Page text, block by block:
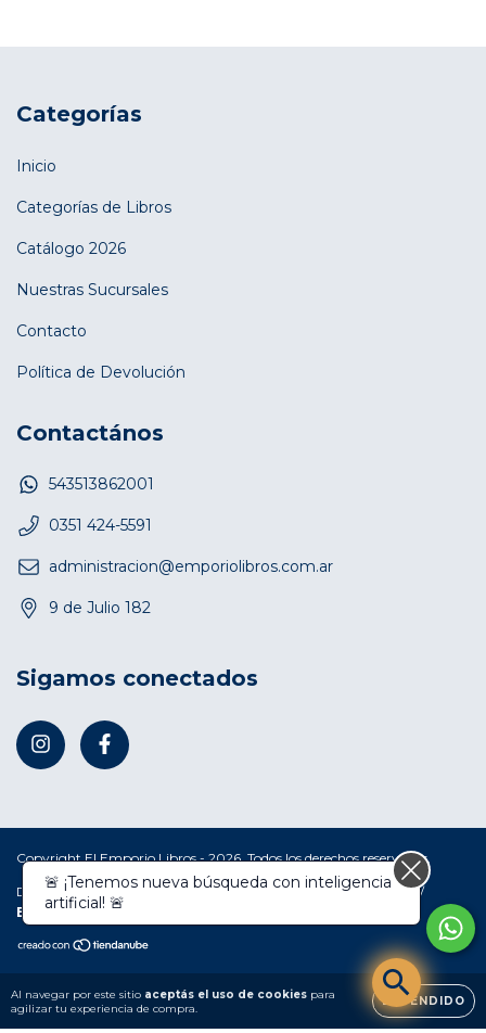
Al navegar por este sitio aceptás el uso de cookies para
agilizar tu experiencia de compra.
ENTENDIDO
Categorías
Inicio
Categorías de Libros
Catálogo 2026
Nuestras Sucursales
Contacto
Política de Devolución
Contactános
543513862001
0351 424-5591
administracion@emporiolibros.com.ar
9 de Julio 182
Sigamos conectados
Copyright El Emporio Libros - 2026. Todos los derechos reservados.
Defensa de las y los consumidores. Para reclamos ingresá acá. /
Botón de arrepentimiento
🚨 ¡Tenemos nueva búsqueda con inteligencia
artificial! 🚨